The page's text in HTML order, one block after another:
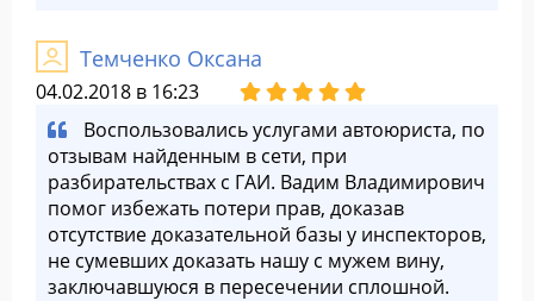
Темченко Оксана
04.02.2018 в 16:23
Воспользовались услугами автоюриста, по
отзывам найденным в сети, при
разбирательствах с ГАИ. Вадим Владимирович
помог избежать потери прав, доказав
отсутствие доказательной базы у инспекторов,
не сумевших доказать нашу с мужем вину,
заключавшуюся в пересечении сплошной.